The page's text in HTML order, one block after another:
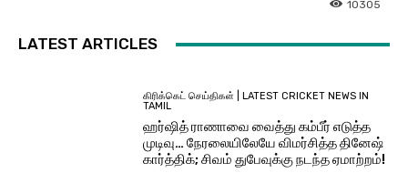
10305
LATEST ARTICLES
கிரிக்கெட் செய்திகள் | LATEST CRICKET NEWS IN
TAMIL
ஹர்ஷித் ராணாவை வைத்து கம்பீர் எடுத்த
முடிவு… நேரலையிலேயே விமர்சித்த தினேஷ்
கார்த்திக்; சிவம் துபேவுக்கு நடந்த ஏமாற்றம்!